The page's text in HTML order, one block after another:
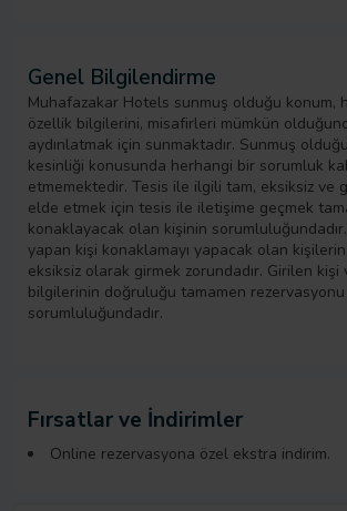
Fırsatlar ve İndirimler
Online rezervasyona özel ekstra indirim.
Genel Bilgilendirme
Muhafazakar Hotels sunmuş olduğu konum,
özellik bilgilerini, misafirleri mümkün
aydınlatmak için sunmaktadır. Sunmuş
kesinliği konusunda herhangi bir sorumluk
etmemektedir. Tesis ile ilgili tam, eksiksiz ve
elde etmek için tesis ile iletişime geçmek
konaklayacak olan kişinin
yapan kişi konaklamayı yapacak olan
eksiksiz olarak girmek zorundadır. Girilen kişi
bilgilerinin doğruluğu tamamen rezervasyonu
sorumluluğundadır.